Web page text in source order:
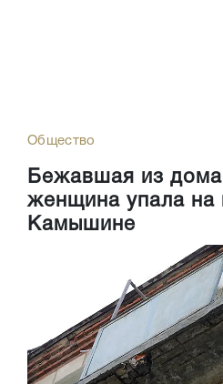
Общество
Бежавшая из
женщина упала на
Камышине